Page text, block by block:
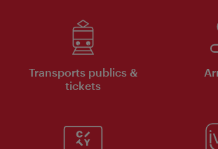
Transports publics &
tickets